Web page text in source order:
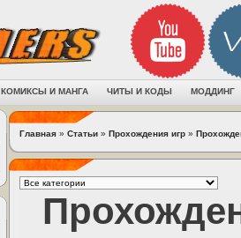
КОМИКСЫ И МАНГА ЧИТЫ И КОДЫ МОДДИНГ
Главная » Статьи » Прохождения игр »